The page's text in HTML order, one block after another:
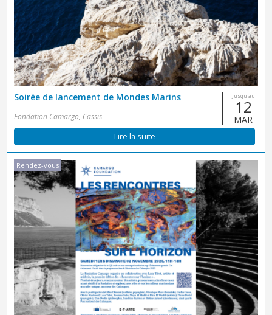
Jusqu'au
12
MAR
Soirée de lancement de Mondes Marins
Fondation Camargo, Cassis
Lire la suite
Rendez-vous